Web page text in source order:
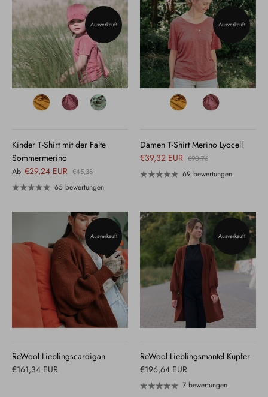
Ausverkauft
Kinder T-Shirt mit der Falte
Sommermerino
Ab €29,24 EUR €45,38
65 bewertungen
Ausverkauft
Damen T-Shirt Merino Lyocell
€39,32 EUR €90,76
69 bewertungen
Ausverkauft
ReWool Lieblingscardigan
€161,34 EUR
Ausverkauft
ReWool Lieblingsmantel Kupfer
€196,64 EUR
7 bewertungen